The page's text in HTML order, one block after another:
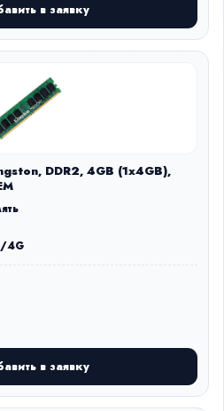
в заявку
DDR2, 4GB (1x4GB),
4G
в заявку